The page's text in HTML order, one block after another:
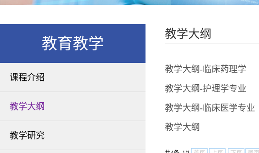
教育教学
课程介绍
教学大纲
教学研究
教学大纲
教学大纲-临床药理学
教学大纲-护理学专业
教学大纲-临床医学专业
教学大纲